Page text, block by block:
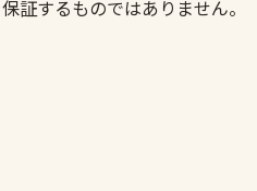
証するものではありません。